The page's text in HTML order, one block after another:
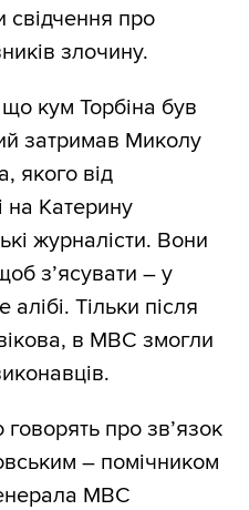
свідчення про
злочину.
кум Торбіна був
затримав Миколу
якого від
на Катерину
журналісти. Вони
з’ясувати – у
Тільки після
в МВС змогли
про зв’язок
– помічником
МВС